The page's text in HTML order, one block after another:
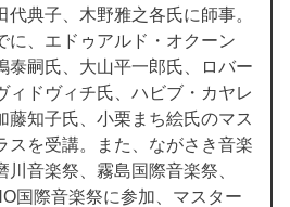
代典子、木野雅之各氏に師事。
に、エドゥアルド・オクーン
泰嗣氏、大山平一郎氏、ロバー
ィドヴィチ氏、ハビブ・カヤレ
藤知子氏、小栗まち絵氏のマス
スを受講。また、ながさき音楽
川音楽祭、霧島国際音楽祭、
国際音楽祭に参加、マスター